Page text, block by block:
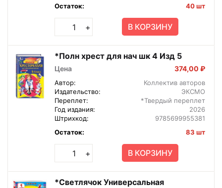
Остаток:
40 шт
+ В КОРЗИНУ
*Полн хрест для нач шк 4 Изд 5
Цена 374,00 ₽
Автор:
Коллектив авторов
Издательство:
ЭКСМО
Переплет:
*Твердый переплет
Год издания:
2026
Штрихкод:
9785699955381
Остаток:
83 шт
+ В КОРЗИНУ
*Светлячок Универсальная